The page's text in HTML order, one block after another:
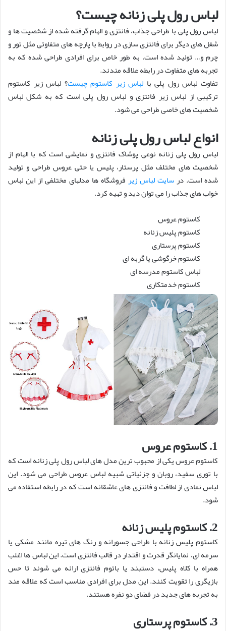
لباس رول پلی زنانه چیست؟
لباس رول پلی با طراحی جذاب، فانتزی و الهام گرفته شده از شخصیت ها و
شغل های دیگر برای فانتزی سازی در روابط با پارچه های متفاوتی مثل تور و
چرم و… تولید شده است. به طور خاص برای افرادی طراحی شده که به
تجربه های متفاوت در رابطه علاقه مندند.
تفاوت لباس رول پلی با لباس زير كاستوم چيست؟ لباس زیر کاستوم
ترکیبی از لباس زیر فانتزی و لباس رول پلی است که به شکل لباس
شخصیت های خاصی طراحی می شود.
انواع لباس رول پلی زنانه
لباس رول پلی زنانه نوعی پوشاک فانتزی و نمایشی است که با الهام از
شخصیت های مختلف مثل پرستار، پلیس یا حتی عروس طراحی و تولید
شده است. درسایت لباس زیر فروشگاه ها مدلهای مختلفی از این لباس
خواب های جذاب را می توان دید و تهیه کرد.
کاستوم عروس
کاستوم پلیس زنانه
کاستوم پرستاری
کاستوم خرگوشی یا گربه ای
لباس کاستوم مدرسه ای
کاستوم خدمتکاری
1. کاستوم عروس
کاستوم عروس یکی از محبوب ترین مدل های لباس رول پلی زنانه است که
با توری سفید، روبان و جزئیاتی شبیه لباس عروس طراحی می شود. این
لباس نمادی از لطافت و فانتزی های عاشقانه است که در رابطه استفاده می
شود.
2. کاستوم پلیس زنانه
کاستوم پلیس زنانه با طراحی جسورانه و رنگ های تیره مانند مشکی یا
سرمه ای، نمایانگر قدرت و اقتدار در قالب فانتزی است. این لباس ها اغلب
همراه با کلاه پلیس، دستبند یا باتوم فانتزی ارائه می شوند تا حس
بازیگری را تقویت کنند. این مدل برای افرادی مناسب است که علاقه مند
به تجربه های جدید در فضای دو نفره هستند.
3. کاستوم پرستاری